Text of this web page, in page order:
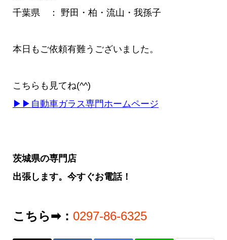
千葉県 ： 野田・柏・流山・我孫子
本日もご依頼有難うございました。
こちらも見てね(^^)
▶▶ 自動車ガラス専門ホームページ
茨城県の専門店
出張します。今すぐお電話！
こちら➡： 0297-86-6325